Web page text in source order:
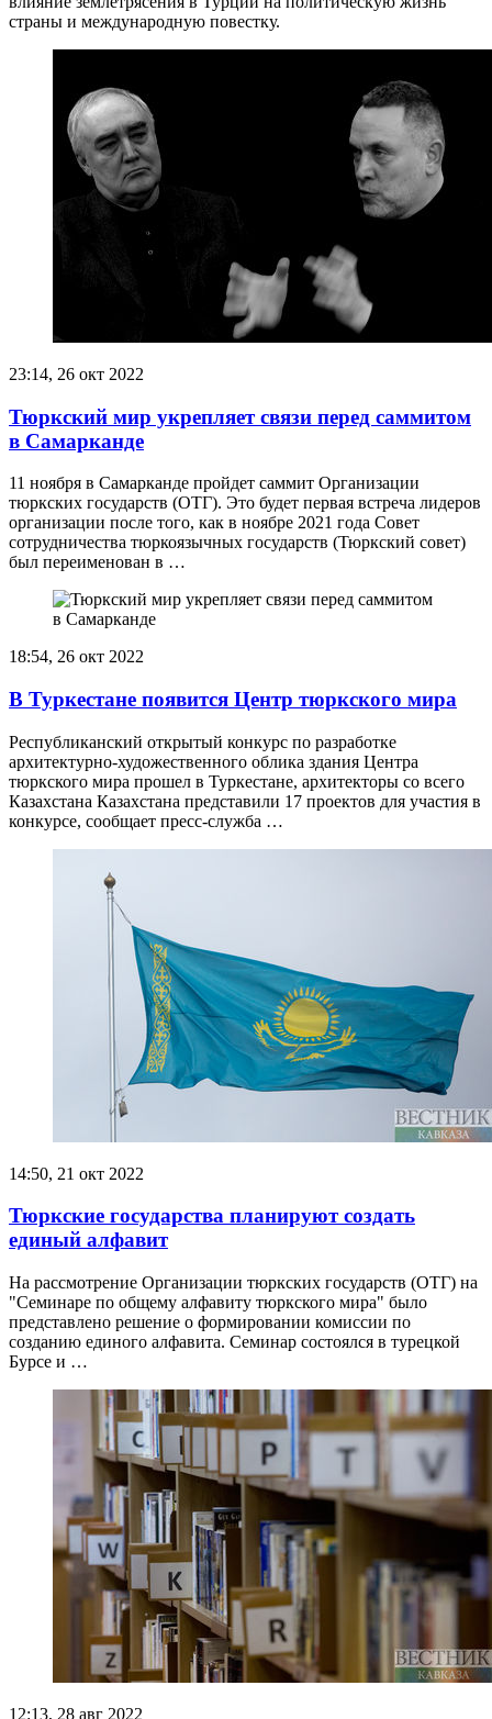
страны и международную повестку.
23:14, 26 окт 2022
Тюркский мир укрепляет связи перед саммитом
в Самарканде
11 ноября в Самарканде пройдет саммит Организации
тюркских государств (ОТГ). Это будет первая встреча лидеров
организации после того, как в ноябре 2021 года Совет
сотрудничества тюркоязычных государств (Тюркский совет)
был переименован в …
18:54, 26 окт 2022
В Туркестане появится Центр тюркского мира
Республиканский открытый конкурс по разработке
архитектурно-художественного облика здания Центра
тюркского мира прошел в Туркестане, архитекторы со всего
Казахстана Казахстана представили 17 проектов для участия в
конкурсе, сообщает пресс-служба …
14:50, 21 окт 2022
Тюркские государства планируют создать
единый алфавит
На рассмотрение Организации тюркских государств (ОТГ) на
"Семинаре по общему алфавиту тюркского мира" было
представлено решение о формировании комиссии по
созданию единого алфавита. Семинар состоялся в турецкой
Бурсе и …
12:13, 28 авг 2022